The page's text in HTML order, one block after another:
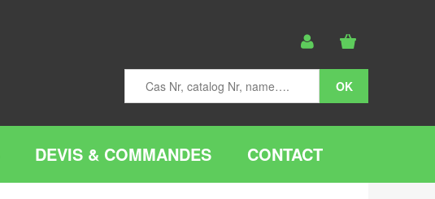
DEVIS & COMMANDES CONTACT